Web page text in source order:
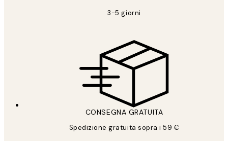
3-5 giorni
CONSEGNA GRATUITA
Spedizione gratuita sopra i 59 €